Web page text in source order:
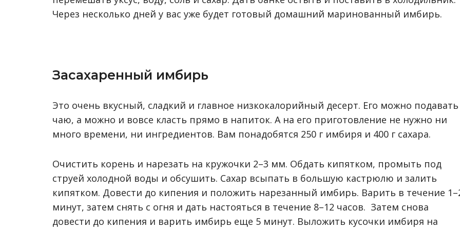
Через несколько дней у вас уже будет готовый домашний маринованный имбирь.
Засахаренный имбирь
Это очень вкусный, сладкий и главное низкокалорийный десерт. Его можно подавать
чаю, а можно и вовсе класть прямо в напиток. А на его приготовление не нужно ни
много времени, ни ингредиентов. Вам понадобятся 250 г имбиря и 400 г сахара.
Очистить корень и нарезать на кружочки 2–3 мм. Обдать кипятком, промыть под
струей холодной воды и обсушить. Сахар всыпать в большую кастрюлю и залить
кипятком. Довести до кипения и положить нарезанный имбирь. Варить в течение
минут, затем снять с огня и дать настояться в течение 8–12 часов. Затем снова
довести до кипения и варить имбирь еще 5 минут. Выложить кусочки имбиря на